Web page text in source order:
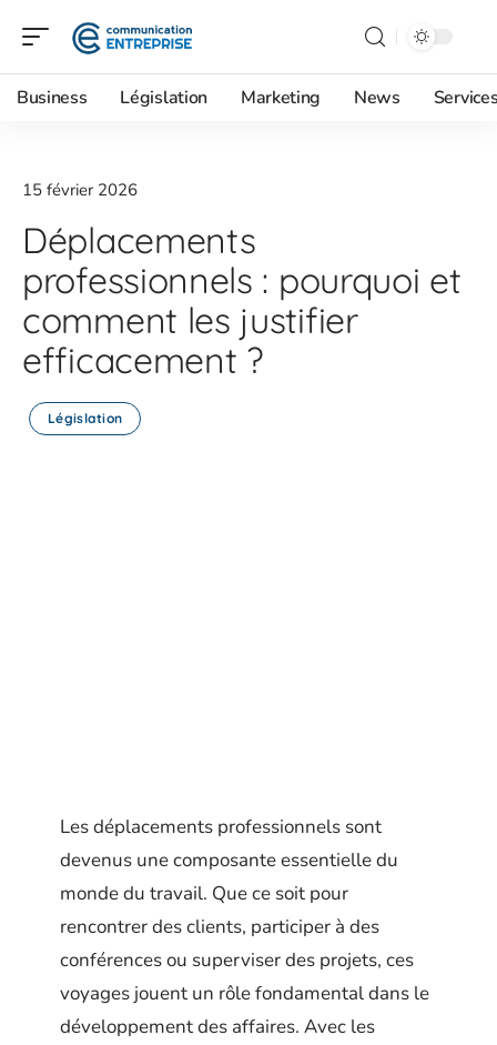
Business Législation Marketing News
15 février 2026
Déplacements
professionnels : pourquoi et
comment les justifier
efficacement ?
Législation
Les déplacements professionnels sont
devenus une composante essentielle du
monde du travail. Que ce soit pour
rencontrer des clients, participer à des
conférences ou superviser des projets, ces
voyages jouent un rôle fondamental dans le
développement des affaires. Avec les